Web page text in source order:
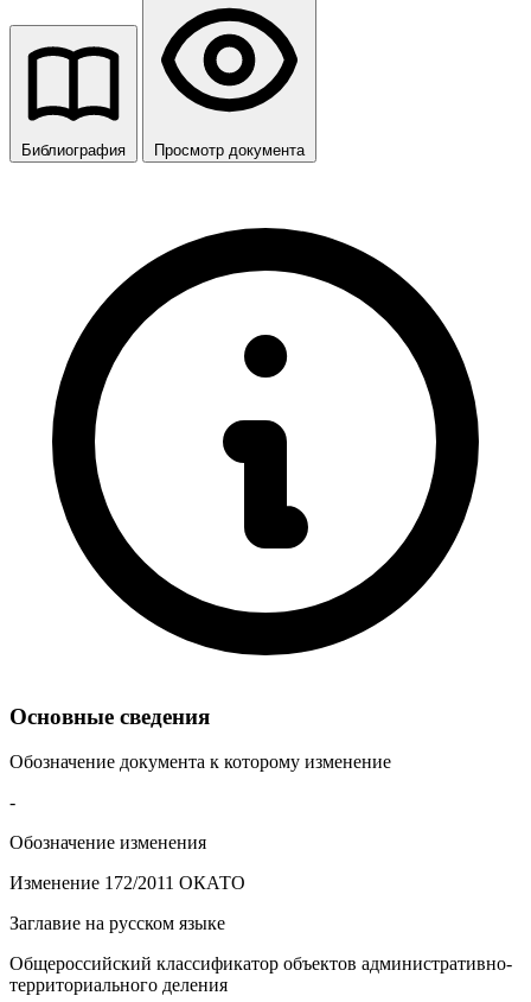
Библиография Просмотр документа
Основные сведения
Обозначение документа к которому изменение
-
Обозначение изменения
Изменение 172/2011 ОКАТО
Заглавие на русском языке
Общероссийский классификатор объектов административно-
территориального деления